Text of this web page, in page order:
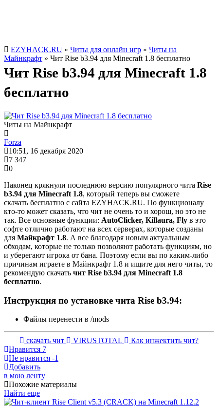
EZYHACK.RU » Читы для онлайн игр » Читы на
Майнкрафт » Чит Rise b3.94 для Minecraft 1.8 бесплатно
Чит Rise b3.94 для Minecraft 1.8
бесплатно
Читы на Майнкрафт
Forza
10:51, 16 декабря 2020
7 347
0
Наконец крякнули последнюю версию популярного чита Rise
b3.94 для Minecraft 1.8, который теперь вы сможете
скачать бесплатно с сайта EZYHACK.RU. По функционалу
кто-то может сказать, что чит не очень то и хорош, но это не
так. Все основные функции: AutoClicker, Killaura, Fly в это
софте отлично работают на всех серверах, которые созданы
для Майкрафт 1.8. А все благодаря новым актуальным
обходам, которые не только позволяют работать функциям, но
и уберегают игрока от бана. Поэтому если вы по каким-либо
причинам играете в Майнкрафт 1.8 и ищите для него читы, то
рекомендую скачать чит Rise b3.94 для Minecraft 1.8
бесплатно.
Инструкция по установке чита Rise b3.94:
Файлы перенести в /mods
скачать чит VIRUSTOTAL
Как инжектить чит?
Нравится 7
Не нравится -1
Добавить
в мою ленту
Похожие материалы
Найти еще